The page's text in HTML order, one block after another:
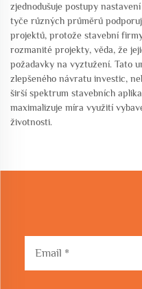
zjednodušuje postupy
tyče různých průměrů
projektů, protože stavební
rozmanité projekty, věda, že
požadavky na vyztužení. Tato
zlepšeného návratu investic,
širší spektrum stavebních
maximalizuje míra využití
životnosti.